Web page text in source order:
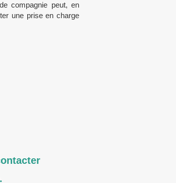
compagnie peut, en
une prise en charge